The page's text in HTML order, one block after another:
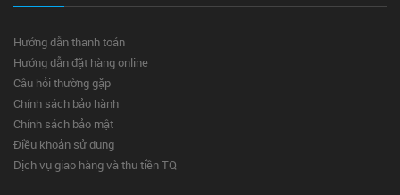
Hướng dẫn thanh toán
Hướng dẫn đặt hàng online
Câu hỏi thường gặp
Chính sách bảo hành
Chính sách bảo mật
Điều khoản sử dụng
Dịch vụ giao hàng và thu tiền TQ